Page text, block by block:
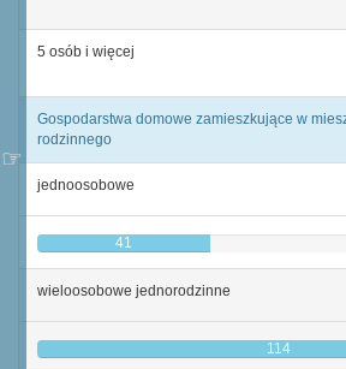
5 osób i więcej
Gospodarstwa domowe zamieszkujące w
rodzinnego
jednoosobowe
41
wieloosobowe jednorodzinne
114